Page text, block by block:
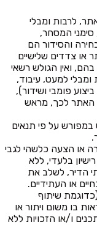
לרבות ומבלי
המסחר,
והסידור הם
צדדים שלישיים
ואין הגולש רשאי
למעט, עיבוד,
פומבי ושידור),
האתר לכך, מראש
על פי תנאים
או הצעה כלשהי לגבי
בלעדי, ללא
הדיר, לשלב את
או העתידיים.
שיתוף
בו משום ויתור או
ו/או הזכויות ללא